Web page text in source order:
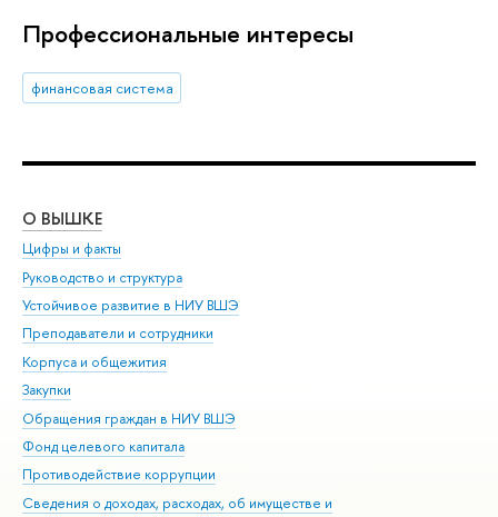
Профессиональные интересы
финансовая система
О ВЫШКЕ
Цифры и факты
Руководство и структура
Устойчивое развитие в НИУ ВШЭ
Преподаватели и сотрудники
Корпуса и общежития
Закупки
Обращения граждан в НИУ ВШЭ
Фонд целевого капитала
Противодействие коррупции
Сведения о доходах, расходах, об имуществе и